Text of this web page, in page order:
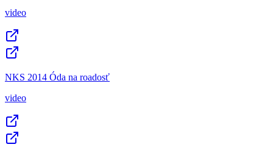
video
NKS 2014 Óda na roadosť
video